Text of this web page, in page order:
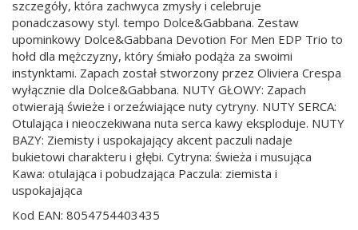
szczegóły, która zachwyca zmysły i celebruje
ponadczasowy styl. tempo Dolce&Gabbana. Zestaw
upominkowy Dolce&Gabbana Devotion For Men EDP Trio to
hołd dla mężczyzny, który śmiało podąża za swoimi
instynktami. Zapach został stworzony przez Oliviera Crespa
wyłącznie dla Dolce&Gabbana. NUTY GŁOWY: Zapach
otwierają świeże i orzeźwiające nuty cytryny. NUTY SERCA:
Otulająca i nieoczekiwana nuta serca kawy eksploduje. NUTY
BAZY: Ziemisty i uspokajający akcent paczuli nadaje
bukietowi charakteru i głębi. Cytryna: świeża i musująca
Kawa: otulająca i pobudzająca Paczula: ziemista i
uspokajająca
Kod EAN: 8054754403435